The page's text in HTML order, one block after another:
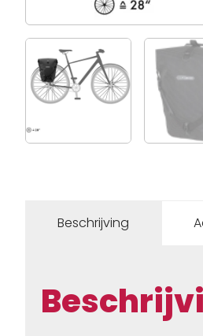
Beschrijving